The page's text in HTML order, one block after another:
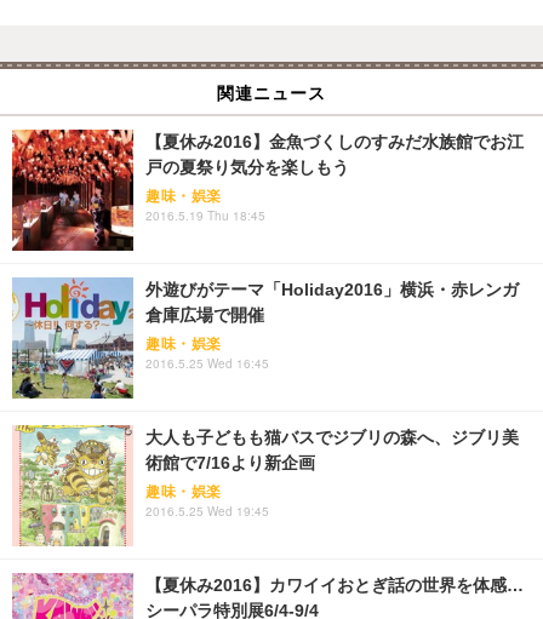
関連ニュース
【夏休み2016】金魚づくしのすみだ水族館でお江
戸の夏祭り気分を楽しもう
趣味・娯楽
2016.5.19 Thu 18:45
外遊びがテーマ「Holiday2016」横浜・赤レンガ
倉庫広場で開催
趣味・娯楽
2016.5.25 Wed 16:45
大人も子どもも猫バスでジブリの森へ、ジブリ美
術館で7/16より新企画
趣味・娯楽
2016.5.25 Wed 19:45
【夏休み2016】カワイイおとぎ話の世界を体感…
シーパラ特別展6/4-9/4